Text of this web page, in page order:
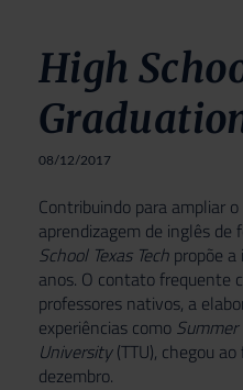
High
08/12/2017
Contribuindo para ampliar
aprendizagem de inglês de
School Texas Tech propõe
anos. O contato frequente
professores nativos, a
experiências como Summer
University(TTU), chegou
dezembro.